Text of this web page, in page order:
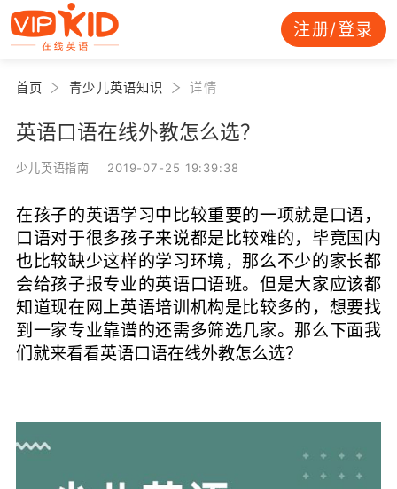
注册/登录
首页 青少儿英语知识 详情
英语口语在线外教怎么选？
少儿英语指南 2019-07-25 19:39:38
在孩子的英语学习中比较重要的一项就是口语，
口语对于很多孩子来说都是比较难的，毕竟国内
也比较缺少这样的学习环境，那么不少的家长都
会给孩子报专业的英语口语班。但是大家应该都
知道现在网上英语培训机构是比较多的，想要找
到一家专业靠谱的还需多筛选几家。那么下面我
们就来看看英语口语在线外教怎么选？